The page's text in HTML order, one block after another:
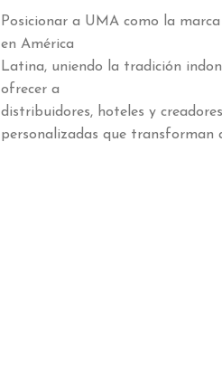
Posicionar a UMA como la
en América
Latina, uniendo la tradición
ofrecer a
distribuidores, hoteles y
personalizadas que transforman